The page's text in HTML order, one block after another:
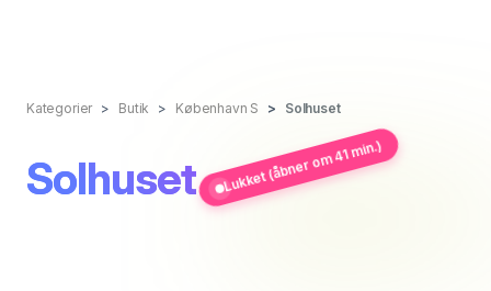
Kategorier Butik København S Solhuset
Solhuset Lukket (åbner om 41 min.)